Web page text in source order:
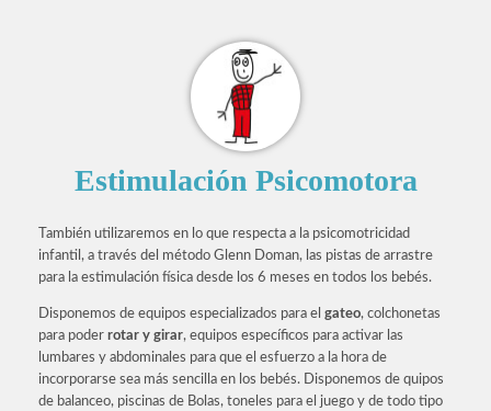
Estimulación Psicomotora
También utilizaremos en lo que respecta a la psicomotricidad
infantil, a través del método Glenn Doman, las pistas de arrastre
para la estimulación física desde los 6 meses en todos los bebés.
Disponemos de equipos especializados para el gateo, colchonetas
para poder rotar y girar, equipos específicos para activar las
lumbares y abdominales para que el esfuerzo a la hora de
incorporarse sea más sencilla en los bebés. Disponemos de quipos
de balanceo, piscinas de Bolas, toneles para el juego y de todo tipo